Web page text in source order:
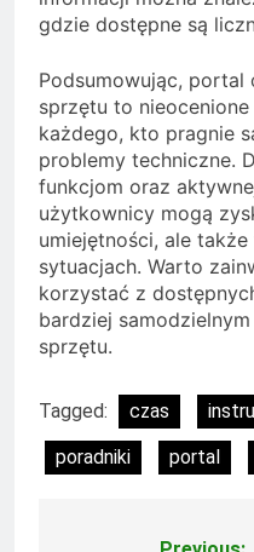
gdzie dostępne są
Podsumowując,
sprzętu to
każdego, kto pragnie
problemy techniczne.
funkcjom oraz
użytkownicy mogą
umiejętności, ale
sytuacjach. Warto
korzystać z
bardziej
sprzętu.
Tagged: czas
poradniki
portal